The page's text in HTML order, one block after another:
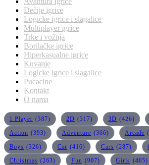
Dečije igrice
Logicke igrice i slagalice
Multiplayer igrice
Trke i vožnja
Borilačke igrice
Hiperkasualne igrice
Kuvanje
Logicke igrice i slagalice
Pucacine
Kontakt
O nama
1 Player (387) 2D (317) 3D (426)
Action (393) Adventure (366) Arcade
Boys (326) Car (416) Cars (287)
Christmas (263) Fun (907) Girls (405)